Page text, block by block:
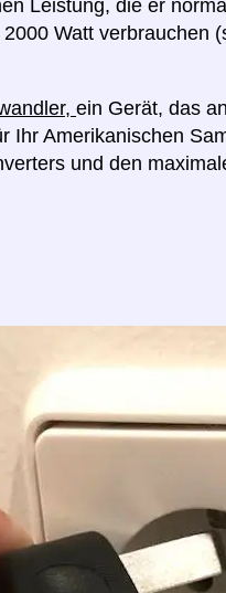
Leistung, die er
Watt verbrauchen
ein Gerät, das
Ihr Amerikanischen
und den